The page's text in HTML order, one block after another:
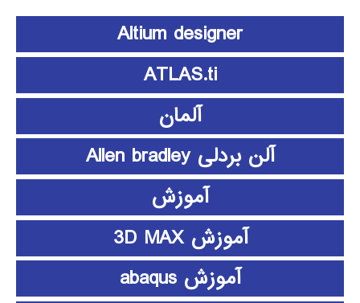
Altium designer
ATLAS.ti
آلمان
آلن بردلی Allen bradley
آموزش
آموزش 3D MAX
آموزش abaqus